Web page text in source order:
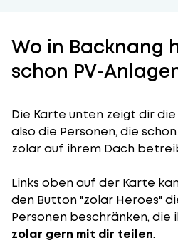
Wo in Backnang
schon PV-
Die Karte unten zeigt dir
also die Personen, die
zolar auf ihrem Dach
Links oben auf der Karte
den Button "zolar Heroes"
Personen beschränken, die
zolar gern mit dir teilen.